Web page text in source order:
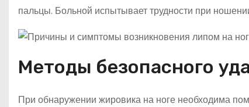
пальцы. Больной испытывает трудности при
Методы безопасного
При обнаружении жировика на ноге необходима